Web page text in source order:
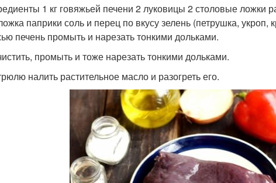
1 кг говяжьей печени 2 луковицы 2 столовые ложки
паприки соль и перец по вкусу зелень (петрушка, укроп,
печень промыть и нарезать тонкими дольками.
промыть и тоже нарезать тонкими дольками.
налить растительное масло и разогреть его.